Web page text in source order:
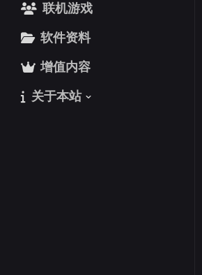
联机游戏
软件资料
增值内容
关于本站
联机游戏
软件资料
增值内容
关于本站